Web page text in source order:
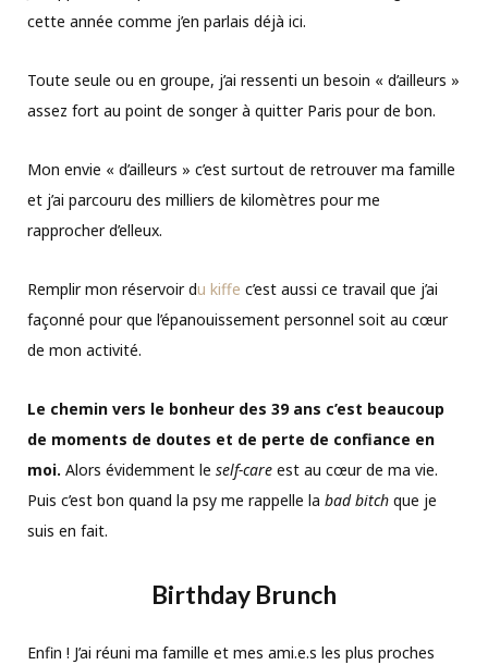
cette année comme j’en parlais déjà ici.
Toute seule ou en groupe, j’ai ressenti un besoin « d’ailleurs »
assez fort au point de songer à quitter Paris pour de bon.
Mon envie « d’ailleurs » c’est surtout de retrouver ma famille
et j’ai parcouru des milliers de kilomètres pour me
rapprocher d’elleux.
Remplir mon réservoir du kiffe c’est aussi ce travail que j’ai
façonné pour que l’épanouissement personnel soit au cœur
de mon activité.
Le chemin vers le bonheur des 39 ans c’est beaucoup
de moments de doutes et de perte de confiance en
moi. Alors évidemment le self-care est au cœur de ma vie.
Puis c’est bon quand la psy me rappelle la bad bitch que je
suis en fait.
Birthday Brunch
Enfin ! J’ai réuni ma famille et mes ami.e.s les plus proches